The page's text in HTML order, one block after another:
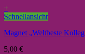
+
Schnellansicht
Magnet „Weltbeste
5,00 €